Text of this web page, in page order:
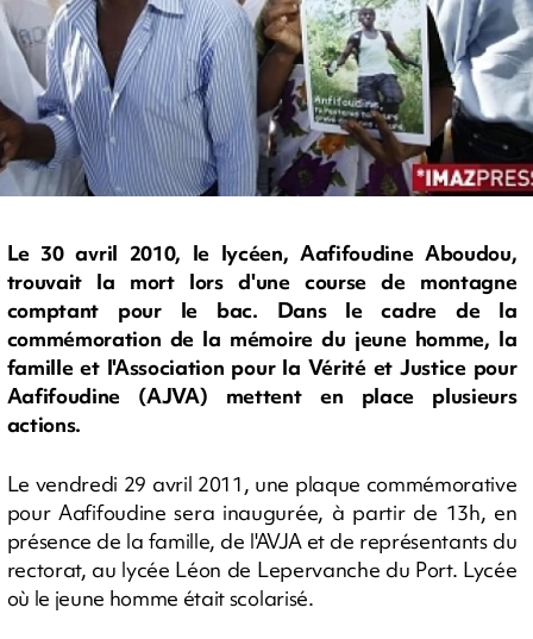
Le 30 avril 2010, le lycéen, Aafifoudine Aboudou,
trouvait la mort lors d'une course de montagne
comptant pour le bac. Dans le cadre de la
commémoration de la mémoire du jeune homme, la
famille et l'Association pour la Vérité et Justice pour
Aafifoudine (AJVA) mettent en place plusieurs
actions.
Le vendredi 29 avril 2011, une plaque commémorative
pour Aafifoudine sera inaugurée, à partir de 13h, en
présence de la famille, de l'AVJA et de représentants du
rectorat, au lycée Léon de Lepervanche du Port. Lycée
où le jeune homme était scolarisé.